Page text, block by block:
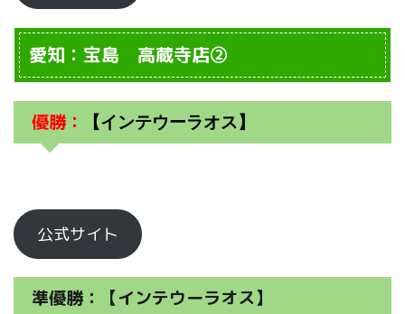
愛知：宝島 高蔵寺店②
優勝： 【インテウーラオス】
公式サイト
準優勝：【インテウーラオス】